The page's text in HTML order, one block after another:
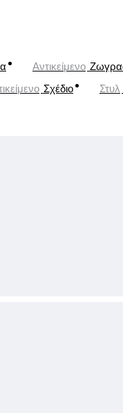
Αντικείμενο
Σχέδιο Στυλ